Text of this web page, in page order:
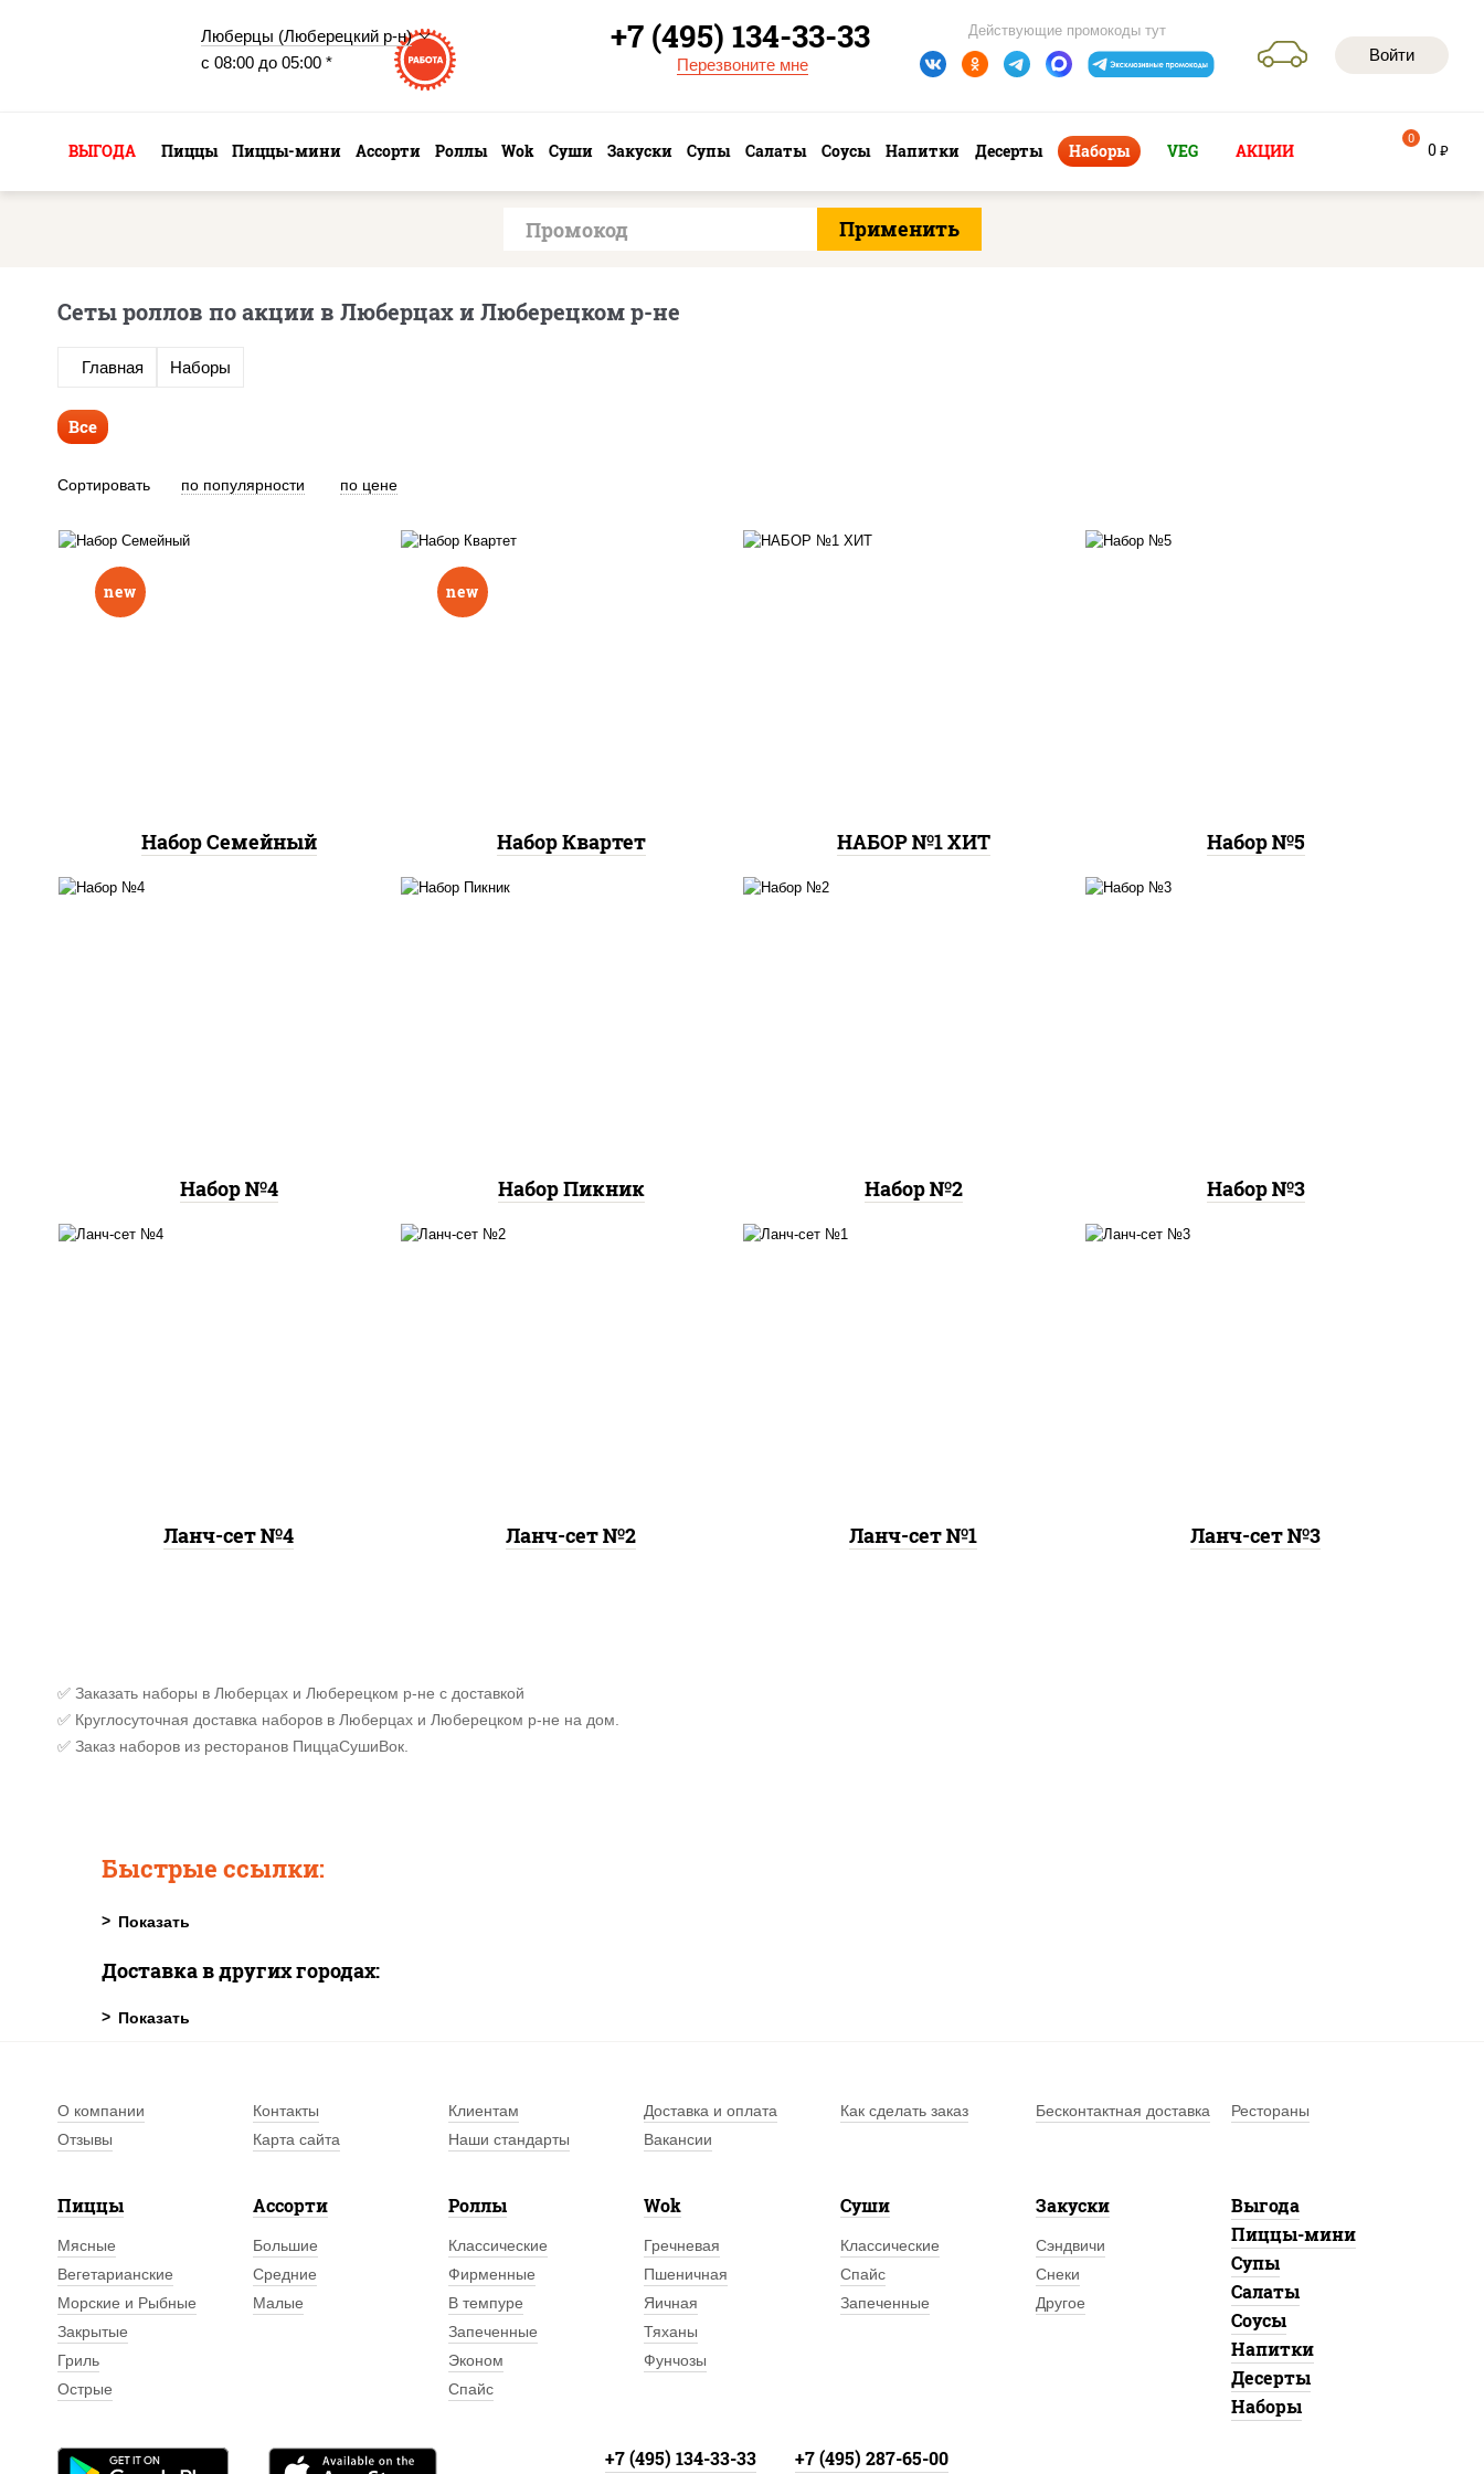
Люберцы (Люберецкий р-н)
с 08:00 до 05:00 *
Войти
Действующие промокоды тут
+7 (495) 134-33-33
Перезвоните мне
ВЫГОДА Пиццы Пиццы-мини Ассорти Роллы Wok Суши Закуски Супы Салаты Соусы Напитки Десерты Наборы VEG АКЦИИ 0 руб
0
Сеты роллов по акции в Люберцах и Люберецком р-не
Главная Наборы
Все
Сортировать по популярности по цене
new
Набор Семейный
new
Набор Квартет НАБОР №1 ХИТ Набор №5
Набор №4 Набор Пикник Набор №2 Набор №3
Ланч-сет №4 Ланч-сет №2 Ланч-сет №1 Ланч-сет №3
✅ Заказать наборы в Люберцах и Люберецком р-не с доставкой
✅ Круглосуточная доставка наборов в Люберцах и Люберецком р-не на дом.
✅ Заказ наборов из ресторанов ПиццаСушиВок.
Быстрые ссылки:
Доставка в других городах:
О компании Контакты Клиентам Доставка и оплата Как сделать заказ Бесконтактная доставка
Рестораны
Отзывы
Карта сайта Наши стандарты Вакансии
Пиццы
Мясные
Вегетарианские
Морские и Рыбные
Закрытые
Гриль
Острые
Ассорти
Большие
Средние
Малые
Роллы
Классические
Фирменные
В темпуре
Запеченные
Эконом
Спайс
Wok
Гречневая
Пшеничная
Яичная
Тяханы
Фунчозы
Суши
Классические
Спайс
Запеченные
Закуски
Сэндвичи
Снеки
Другое
Выгода
Пиццы-мини
Супы
Салаты
Соусы
Напитки
Десерты
Наборы
+7 (495) 134-33-33 +7 (495) 287-65-00